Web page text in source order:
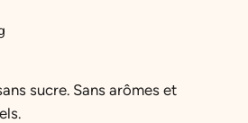
sucre. Sans arômes et